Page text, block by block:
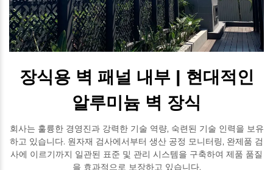
장식용 벽 패널 내부 | 현대적인
알루미늄 벽 장식
회사는 훌륭한 경영진과 강력한 기술 역량, 숙련된 기술 인력을 보유
하고 있습니다. 원자재 검사에서부터 생산 공정 모니터링, 완제품 검
사에 이르기까지 일관된 표준 및 관리 시스템을 구축하여 제품 품질
을 효과적으로 보장하고 있습니다.